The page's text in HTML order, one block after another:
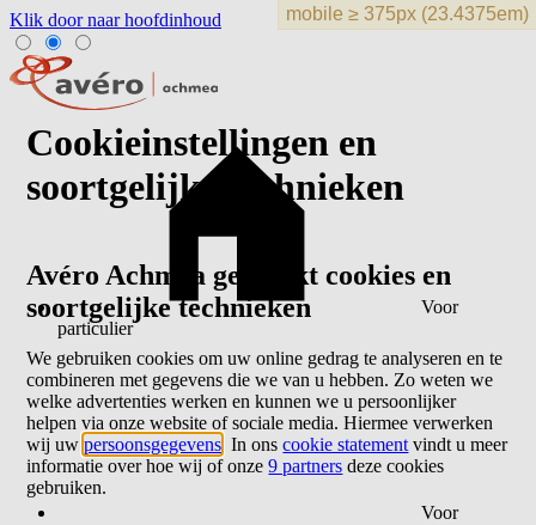
Klik door naar hoofdinhoud
Voor
particulier
Voor
Cookieinstellingen en
soortgelijke technieken
Avéro Achmea gebruikt cookies en
soortgelijke technieken
We gebruiken cookies om uw online gedrag te analyseren en te
combineren met gegevens die we van u hebben. Zo weten we
welke advertenties werken en kunnen we u persoonlijker
helpen via onze website of sociale media. Hiermee verwerken
wij uwpersoonsgegevens . In onscookie statement vindt u meer
informatie over hoe wij of onze9 partners deze cookies
gebruiken.